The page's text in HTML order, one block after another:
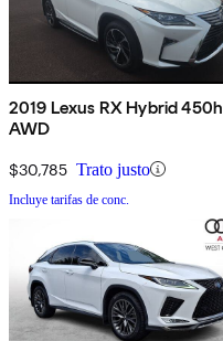
2019 Lexus RX Hybrid 450h
AWD
$30,785 Trato justo
Incluye tarifas de conc.